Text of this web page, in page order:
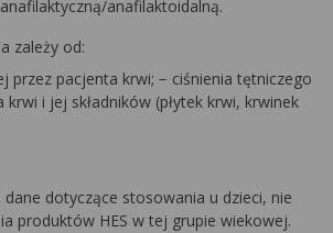
anafilaktoidalną.
zależy od:
przez pacjenta krwi; − ciśnienia tętniczego
krwi i jej składników (płytek krwi, krwinek
dotyczące stosowania u dzieci, nie
produktów HES w tej grupie wiekowej.